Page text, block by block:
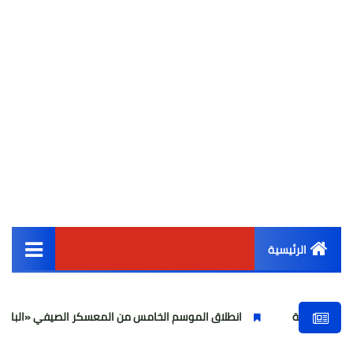
الرئيسية
أخبار مصر
انطلاق الموسم الخامس من المعسكر الصيفي «البارون الصغير» بقصر